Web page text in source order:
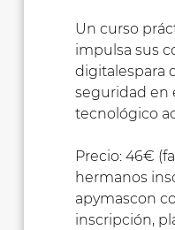
Un curso
impulsa sus
digitalespara
seguridad en
tecnológico
Precio: 46€
hermanos
apymascon
inscripción,